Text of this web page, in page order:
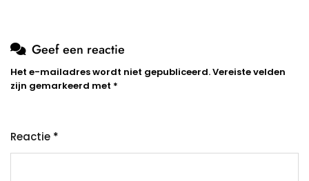
Geef een reactie
Het e-mailadres wordt niet gepubliceerd.Vereiste velden
zijn gemarkeerd met *
Reactie *